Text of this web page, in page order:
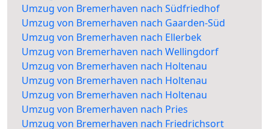
Umzug von Bremerhaven nach Südfriedhof
Umzug von Bremerhaven nach Gaarden-Süd
Umzug von Bremerhaven nach Ellerbek
Umzug von Bremerhaven nach Wellingdorf
Umzug von Bremerhaven nach Holtenau
Umzug von Bremerhaven nach Holtenau
Umzug von Bremerhaven nach Holtenau
Umzug von Bremerhaven nach Pries
Umzug von Bremerhaven nach Friedrichsort